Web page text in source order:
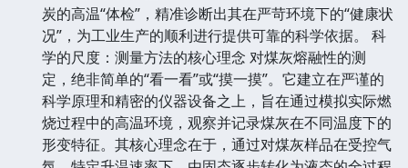
炭的高温“体检”，精准诊断出其在严苛环境下的“健康状
况”，为工业生产的顺利进行提供可靠的科学依据。 科
学的尺度：测量方法的核心理念 对煤灰熔融性的测
定，绝非简单的“看一看”或“摸一摸”。它建立在严谨的
科学原理和精密的仪器设备之上，旨在通过模拟实际燃
烧过程中的高温环境，观察并记录煤灰在不同温度下的
形变特征。其核心理念在于，通过对煤灰样品在受控气